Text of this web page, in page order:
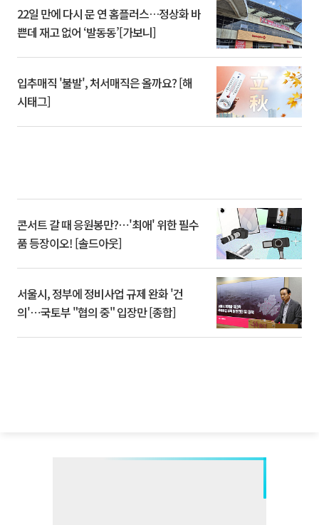
22일 만에 다시 문 연 홈플러스…정상화 바
쁜데 재고 없어 ‘발동동’[가보니]
입추매직 '불발', 처서매직은 올까요? [해
시태그]
콘서트 갈 때 응원봉만?⋯'최애' 위한 필수
품 등장이오! [솔드아웃]
서울시, 정부에 정비사업 규제 완화 '건
의'⋯국토부 "협의 중" 입장만 [종합]